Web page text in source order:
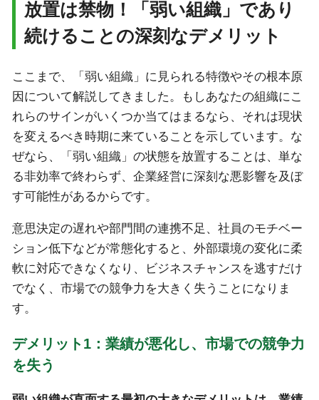
放置は禁物！「弱い組織」であり
続けることの深刻なデメリット
ここまで、「弱い組織」に見られる特徴やその根本原
因について解説してきました。もしあなたの組織にこ
れらのサインがいくつか当てはまるなら、それは現状
を変えるべき時期に来ていることを示しています。な
ぜなら、「弱い組織」の状態を放置することは、単な
る非効率で終わらず、企業経営に深刻な悪影響を及ぼ
す可能性があるからです。
意思決定の遅れや部門間の連携不足、社員のモチベー
ション低下などが常態化すると、外部環境の変化に柔
軟に対応できなくなり、ビジネスチャンスを逃すだけ
でなく、市場での競争力を大きく失うことになりま
す。
デメリット1：業績が悪化し、市場での競争力
を失う